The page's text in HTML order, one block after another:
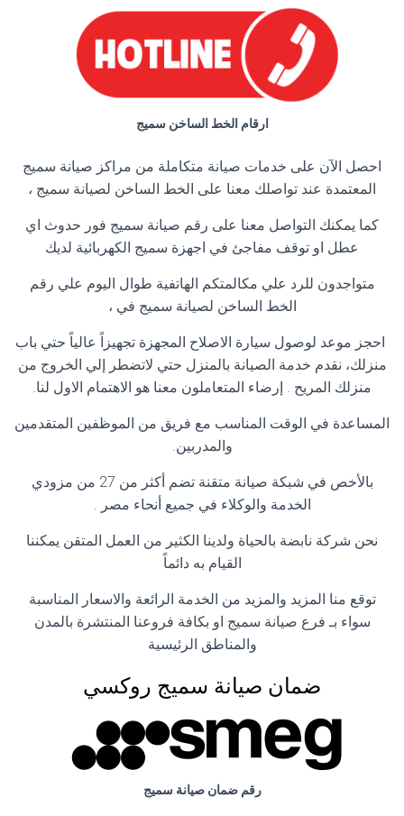
ارقام الخط الساخن سميج
احصل الآن على خدمات صيانة متكاملة من مراكز صيانة سميج
المعتمدة عند تواصلك معنا على الخط الساخن لصيانة سميج ،
كما يمكنك التواصل معنا على رقم صيانة سميج فور حدوث اي
عطل او توقف مفاجئ في اجهزة سميج الكهربائية لديك
متواجدون للرد علي مكالمتكم الهاتفية طوال اليوم علي رقم
الخط الساخن لصيانة سميج في ،
احجز موعد لوصول سيارة الاصلاح المجهزة تجهيزاً عالياً حتي باب
منزلك، نقدم خدمة الصيانة بالمنزل حتي لاتضطر إلي الخروج من
منزلك المريح . إرضاء المتعاملون معنا هو الاهتمام الاول لنا.
المساعدة في الوقت المناسب مع فريق من الموظفين المتقدمين
والمدربين.
بالأخص في شبكة صيانة متقنة تضم أكثر من 27 من مزودي
الخدمة والوكلاء في جميع أنحاء مصر .
نحن شركة نابضة بالحياة ولدينا الكثير من العمل المتقن يمكننا
القيام به دائماً
توقع منا المزيد والمزيد من الخدمة الرائعة والاسعار المناسبة
سواء بـ فرع صيانة سميج او بكافة فروعنا المنتشرة بالمدن
والمناطق الرئيسية
ضمان صيانة سميج روكسي
رقم ضمان صيانة سميج